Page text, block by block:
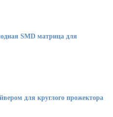
SMD матрица для
для круглого прожектора